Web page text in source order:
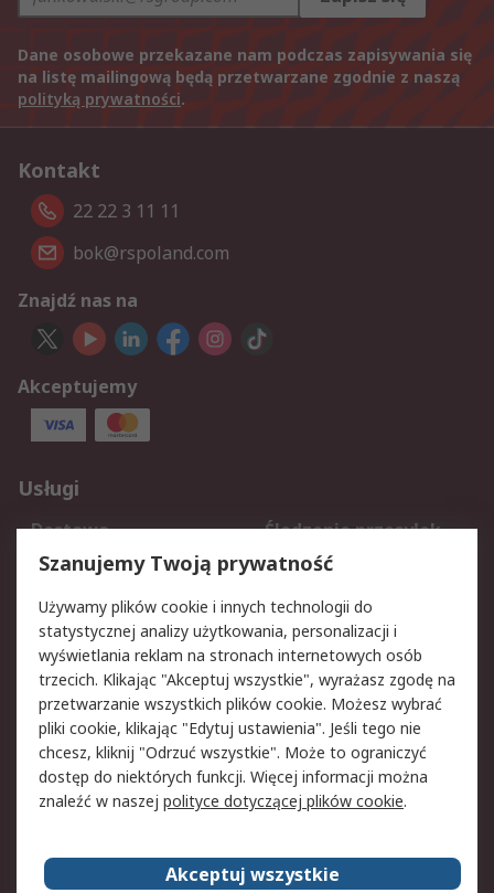
Dane osobowe przekazane nam podczas zapisywania się
na listę mailingową będą przetwarzane zgodnie z naszą
polityką prywatności.
Kontakt
22 22 3 11 11
bok@rspoland.com
Znajdź nas na
Akceptujemy
Usługi
Dostawa
Śledzenie przesyłek
Reklamacje i zwroty
Rejestracja
Aspekty prawne
Bezpieczeństwo e-
maila
Polityka dotycząca
plików cookie
Polityka prywatności
Użytkowanie witryny
Zastrzeżenia prawne
Warunki Sprzedaży
Kontakt
Szanujemy Twoją prywatność
Używamy plików cookie i innych technologii do
statystycznej analizy użytkowania, personalizacji i
wyświetlania reklam na stronach internetowych osób
trzecich. Klikając "Akceptuj wszystkie", wyrażasz zgodę na
przetwarzanie wszystkich plików cookie. Możesz wybrać
pliki cookie, klikając "Edytuj ustawienia". Jeśli tego nie
chcesz, kliknij "Odrzuć wszystkie". Może to ograniczyć
dostęp do niektórych funkcji. Więcej informacji można
znaleźć w naszej polityce dotyczącej plików cookie.
Akceptuj wszystkie